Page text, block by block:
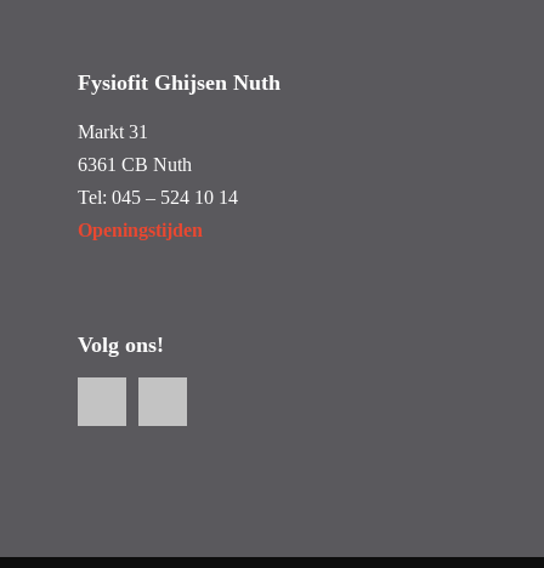
Fysiofit Ghijsen Nuth
Markt 31
6361 CB Nuth
Tel: 045 – 524 10 14
Openingstijden
Volg ons!